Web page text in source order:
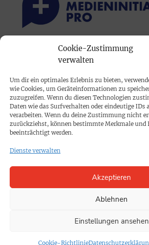
Cookie-Zustimmung
verwalten
Um dir ein optimales Erlebnis zu bieten,
wie Cookies, um Geräteinformationen zu
zuzugreifen. Wenn du diesen Technologien
Daten wie das Surfverhalten oder eindeutige IDs
verarbeiten. Wenn du deine Zustimmung nicht
zurückziehst, können bestimmte Merkmale und
beeinträchtigt werden.
Dienste verwalten
Akzeptieren
Ablehnen
Einstellungen ansehen
Cookie-Richtlinie
PRINTAUSGABE
PROKOMPAKT
Impressum
SPENDEN
Datenschutz